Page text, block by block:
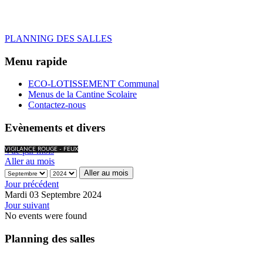
PLANNING DES SALLES
Menu rapide
ECO-LOTISSEMENT Communal
Menus de la Cantine Scolaire
Contactez-nous
Evènements et divers
VIGILANCE ROUGE - FEUX
Vue par mois
Aller au mois
Aller au mois
Jour précédent
Mardi 03 Septembre 2024
Jour suivant
No events were found
Planning des salles